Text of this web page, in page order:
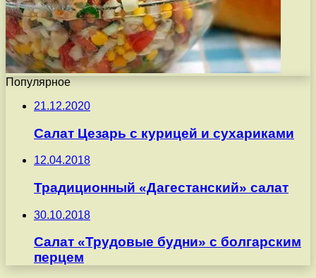
Популярное
21.12.2020
Салат Цезарь с курицей и сухариками
12.04.2018
Традиционный «Дагестанский» салат
30.10.2018
Салат «Трудовые будни» с болгарским
перцем